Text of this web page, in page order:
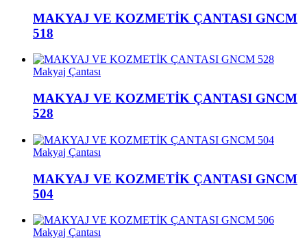
MAKYAJ VE KOZMETİK ÇANTASI GNCM
518
Makyaj Çantası
MAKYAJ VE KOZMETİK ÇANTASI GNCM
528
Makyaj Çantası
MAKYAJ VE KOZMETİK ÇANTASI GNCM
504
Makyaj Çantası